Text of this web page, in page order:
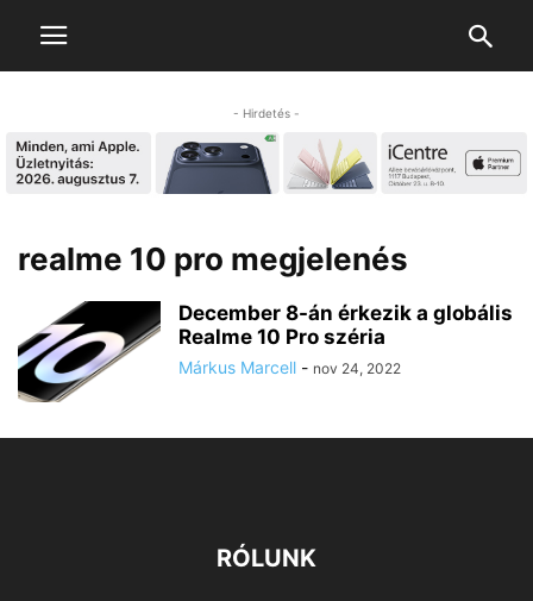
- Hirdetés -
realme 10 pro megjelenés
December 8-án érkezik a globális
Realme 10 Pro széria
Márkus Marcell - nov 24, 2022
RÓLUNK